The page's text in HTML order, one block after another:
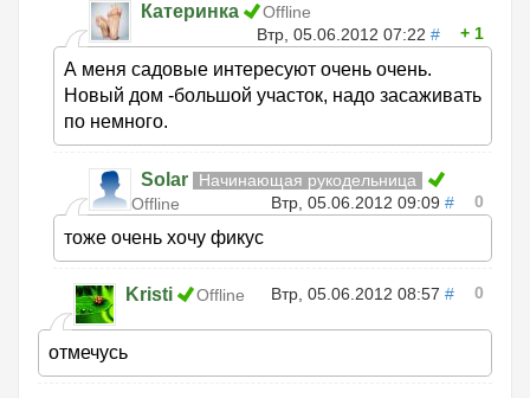
Катеринка
Offline
Втр, 05.06.2012 07:22 # 1
А меня садовые интересуют очень очень.
Новый дом -большой участок, надо засаживать
по немного.
Solar
Начинающая рукодельница
Offline
Втр, 05.06.2012 09:09 # 0
тоже очень хочу фикус
Kristi Offline Втр, 05.06.2012 08:57 # 0
отмечусь